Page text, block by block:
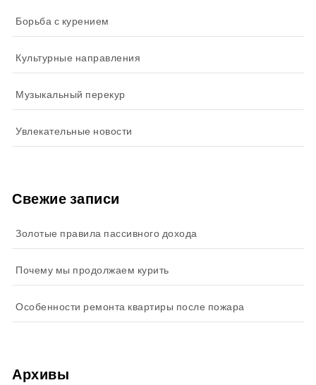
Борьба с курением
Культурные направления
Музыкальный перекур
Увлекательные новости
Свежие записи
Золотые правила пассивного дохода
Почему мы продолжаем курить
Особенности ремонта квартиры после пожара
Архивы